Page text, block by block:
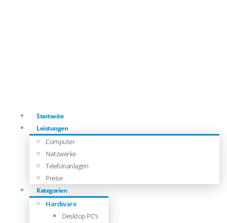
Startseite
Leistungen
Computer
Netzwerke
Telefonanlagen
Preise
Kategorien
Hardware
Desktop PC’s